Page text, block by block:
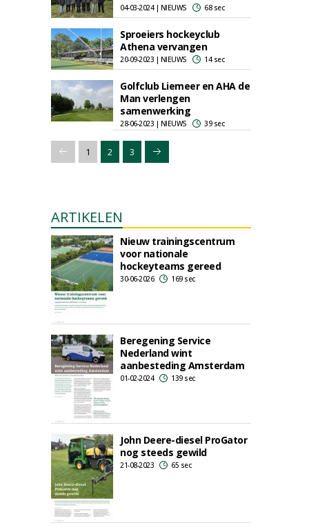
04-03-2024 | NIEUWS 68 sec
Sproeiers hockeyclub
Athena vervangen
20-09-2023 | NIEUWS 14 sec
Golfclub Liemeer en AHA de
Man verlengen
samenwerking
28-06-2023 | NIEUWS 39 sec
1 2 3
ARTIKELEN
Nieuw trainingscentrum
voor nationale
hockeyteams gereed
30-06-2026 169 sec
Beregening Service
Nederland wint
aanbesteding Amsterdam
01-02-2024 139 sec
John Deere-diesel ProGator
nog steeds gewild
21-08-2023 65 sec